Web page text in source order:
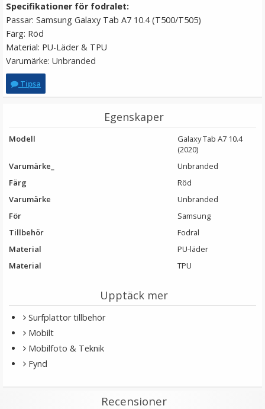
149 kr
Puluz Gängadapter 1/4 tums hongänga till 3/8 tums
Specifikationer för fodralet:
Passar: Samsung Galaxy Tab A7 10.4 (T500/T505)
Färg: Röd
Material: PU-Läder & TPU
Varumärke: Unbranded
Tipsa
Egenskaper
Modell
Galaxy Tab A7 10.4
(2020)
Varumärke_
Unbranded
Färg
Röd
Varumärke
Unbranded
För
Samsung
Tillbehör
Fodral
Material
PU-läder
Material
TPU
Upptäck mer
Surfplattor tillbehör
Mobilt
Mobilfoto & Teknik
Fynd
Recensioner